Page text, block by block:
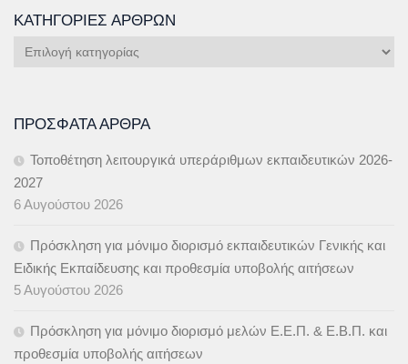
ΚΑΤΗΓΟΡΊΕΣ ΆΡΘΡΩΝ
Κατηγορίες
ΠΡΌΣΦΑΤΑ ΆΡΘΡΑ
Τοποθέτηση λειτουργικά υπεράριθμων εκπαιδευτικών 2026-
2027
6 Αυγούστου 2026
Πρόσκληση για μόνιμο διορισμό εκπαιδευτικών Γενικής και
Ειδικής Εκπαίδευσης και προθεσμία υποβολής αιτήσεων
5 Αυγούστου 2026
Πρόσκληση για μόνιμο διορισμό μελών Ε.Ε.Π. & Ε.Β.Π. και
προθεσμία υποβολής αιτήσεων